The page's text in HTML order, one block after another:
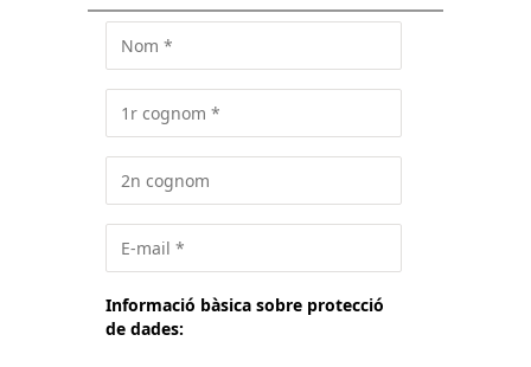
Informació bàsica sobre protecció
de dades: